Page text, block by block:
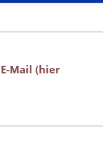
Mail (hier